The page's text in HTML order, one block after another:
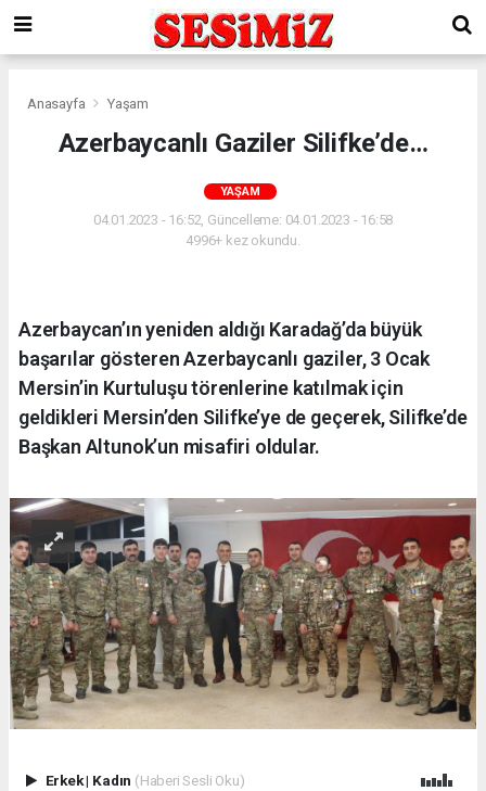
Anasayfa Yaşam
Azerbaycanlı Gaziler Silifke’de…
YAŞAM
04.01.2023 - 16:52, Güncelleme: 04.01.2023 - 16:58
4996+ kez okundu.
Azerbaycan’ın yeniden aldığı Karadağ’da büyük
başarılar gösteren Azerbaycanlı gaziler, 3 Ocak
Mersin’in Kurtuluşu törenlerine katılmak için
geldikleri Mersin’den Silifke’ye de geçerek, Silifke’de
Başkan Altunok’un misafiri oldular.
Erkek| Kadın (Haberi Sesli Oku)